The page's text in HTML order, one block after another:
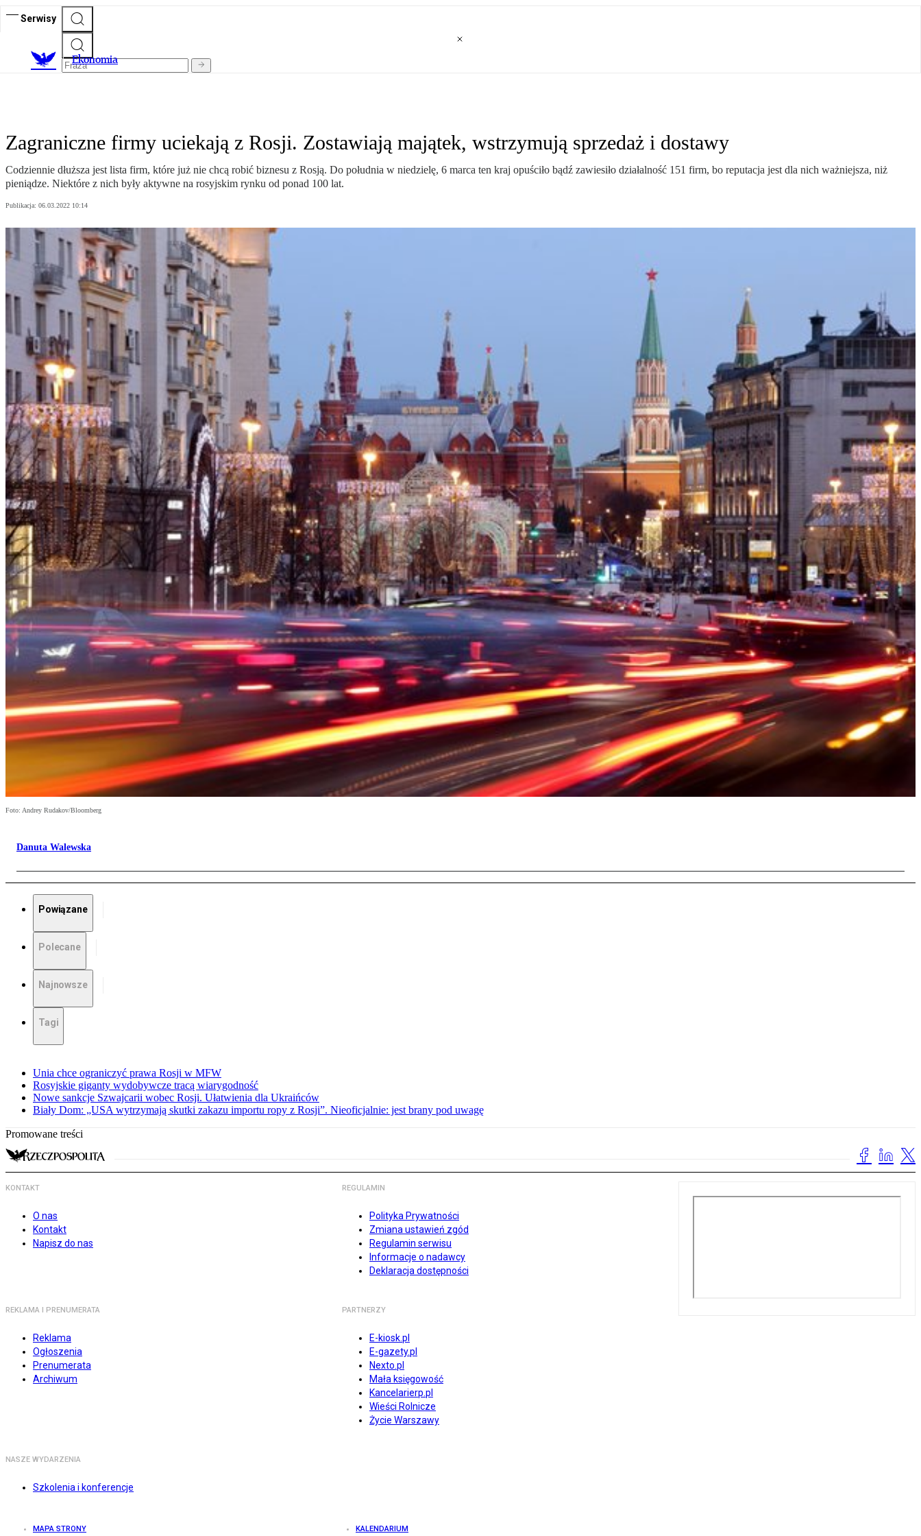
Serwisy
Ekonomia
Zagraniczne firmy uciekają z Rosji. Zostawiają majątek, wstrzymują sprzedaż i dostawy
Codziennie dłuższa jest lista firm, które już nie chcą robić biznesu z Rosją. Do południa w niedzielę, 6 marca ten kraj opuściło bądź zawiesiło działalność 151 firm, bo reputacja jest dla nich ważniejsza, niż
pieniądze. Niektóre z nich były aktywne na rosyjskim rynku od ponad 100 lat.
Publikacja: 06.03.2022 10:14
Foto: Andrey Rudakov/Bloomberg
Danuta Walewska
Powiązane
Polecane
Najnowsze
Tagi
Unia chce ograniczyć prawa Rosji w MFW
Rosyjskie giganty wydobywcze tracą wiarygodność
Nowe sankcje Szwajcarii wobec Rosji. Ułatwienia dla Ukraińców
Biały Dom: „USA wytrzymają skutki zakazu importu ropy z Rosji”. Nieoficjalnie: jest brany pod uwagę
Promowane treści
KONTAKT
O nas
Kontakt
Napisz do nas
REGULAMIN
Polityka Prywatności
Zmiana ustawień zgód
Regulamin serwisu
Informacje o nadawcy
Deklaracja dostępności
REKLAMA I PRENUMERATA
Reklama
Ogłoszenia
Prenumerata
Archiwum
PARTNERZY
E-kiosk.pl
E-gazety.pl
Nexto.pl
Mała księgowość
Kancelarierp.pl
Wieści Rolnicze
Życie Warszawy
NASZE WYDARZENIA
Szkolenia i konferencje
MAPA STRONY KALENDARIUM